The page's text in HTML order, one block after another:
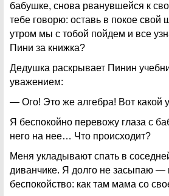
бабушке, снова рванувшейся к
тебе говорю: оставь в покое свой
утром мы с тобой пойдем и все
Пини за книжка?
Дедушка раскрывает Пинин
уважением:
— Ого! Это же алгебра! Вот какой
Я беспокойно перевожу глаза с
него на нее… Что происходит?
Меня укладывают спать в
диванчике. Я долго не засыпаю —
беспокойство: как там мама со